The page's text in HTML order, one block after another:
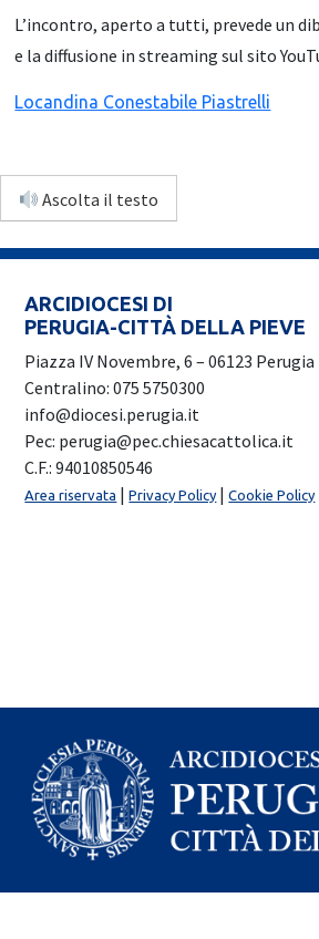
L’incontro, aperto a tutti, prevede un
e la diffusione in streaming sul sito
Locandina Conestabile Piastrelli
Ascolta il testo
ARCIDIOCESI DI
PERUGIA-CITTÀ DELLA PIEVE
Piazza IV Novembre, 6 – 06123 Perugia
Centralino: 075 5750300
info@diocesi.perugia.it
Pec: perugia@pec.chiesacattolica.it
C.F.: 94010850546
Area riservata |Privacy Policy |Cookie Policy